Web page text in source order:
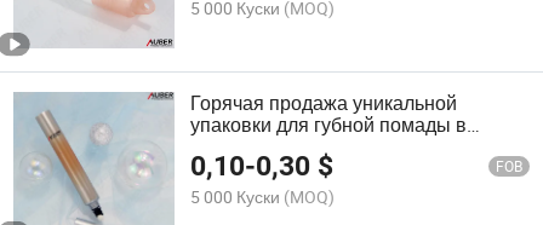
5 000 Куски (MOQ)
Горячая продажа уникальной
упаковки для губной помады в
тюбиках, пустые тюбики косметики
0,10-0,30 $ FOB
5 000 Куски (MOQ)